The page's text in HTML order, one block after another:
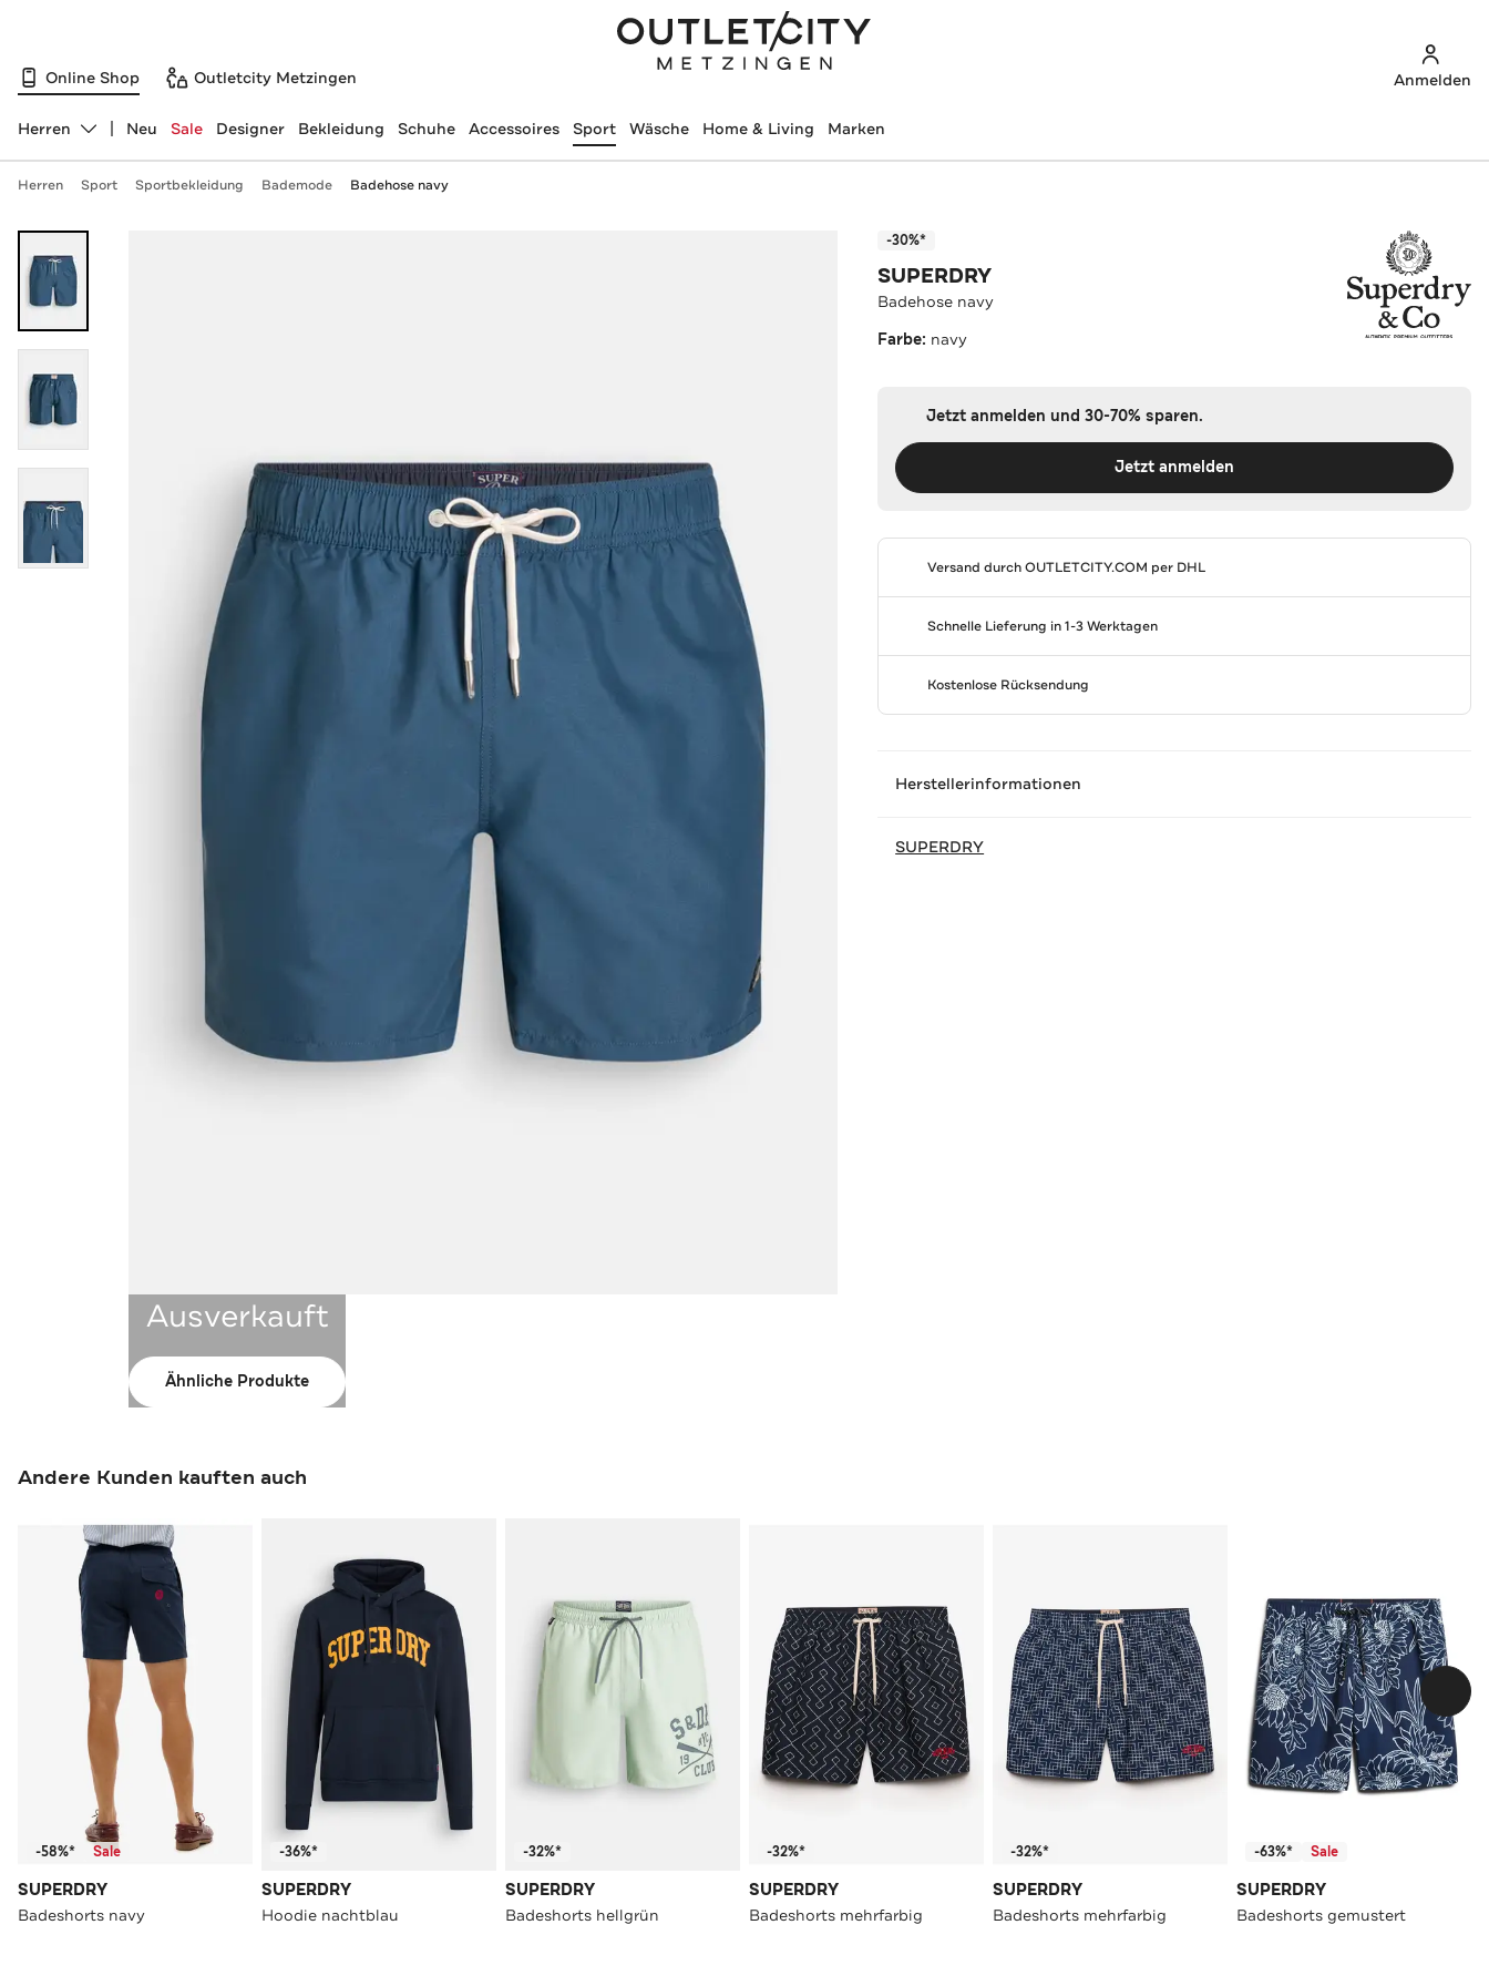
Online Shop Outletcity Metzingen Anmelden
Abteilung ändern, ausgewählt:
Herren Neu Sale Designer Bekleidung Schuhe Accessoires Sport Wäsche Home & Living Marken
Herren Sport Sportbekleidung Bademode Badehose navy
Ausverkauft
Ähnliche Produkte
-30%*
SUPERDRY
Badehose navy
Farbe: navy
Jetzt anmelden und 30-70% sparen.
Jetzt anmelden
Versand durchOUTLETCITY.COM per DHL
Schnelle Lieferung in 1-3 Werktagen
Kostenlose Rücksendung
Herstellerinformationen
SUPERDRY
Andere Kunden kauften auch
-58%* Sale
SUPERDRY
Badeshorts navy
-36%*
SUPERDRY
Hoodie nachtblau
-32%*
SUPERDRY
Badeshorts hellgrün
-32%*
SUPERDRY
Badeshorts mehrfarbig
-32%*
SUPERDRY
Badeshorts mehrfarbig
-63%* Sale
SUPERDRY
Badeshorts gemustert